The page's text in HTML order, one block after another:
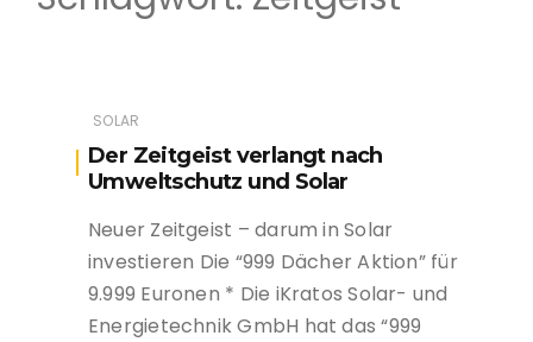
SOLAR
Der Zeitgeist verlangt nach
Umweltschutz und Solar
Neuer Zeitgeist – darum in Solar
investieren Die “999 Dächer Aktion” für
9.999 Euronen * Die iKratos Solar- und
Energietechnik GmbH hat das “999